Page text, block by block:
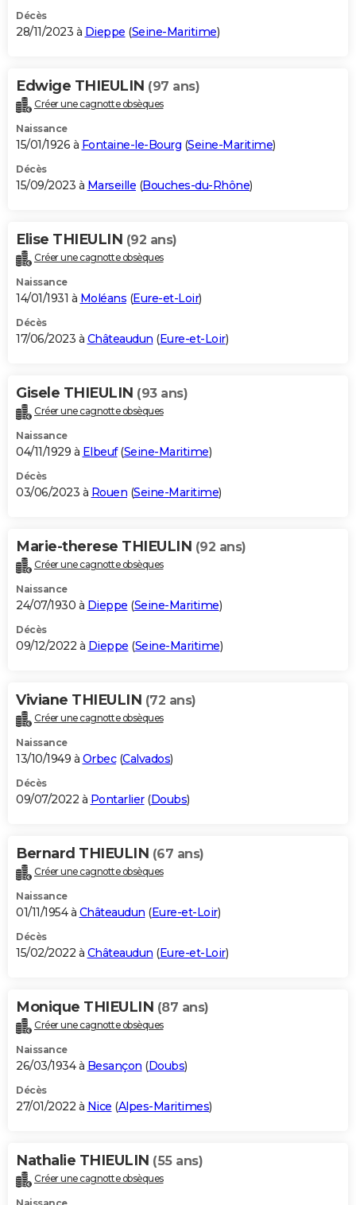
Décès
28/11/2023 à Dieppe (Seine-Maritime)
Edwige THIEULIN (97 ans)
Créer une cagnotte obsèques
Naissance
15/01/1926 à Fontaine-le-Bourg (Seine-Maritime)
Décès
15/09/2023 à Marseille (Bouches-du-Rhône)
Elise THIEULIN (92 ans)
Créer une cagnotte obsèques
Naissance
14/01/1931 à Moléans (Eure-et-Loir)
Décès
17/06/2023 à Châteaudun (Eure-et-Loir)
Gisele THIEULIN (93 ans)
Créer une cagnotte obsèques
Naissance
04/11/1929 à Elbeuf(Seine-Maritime)
Décès
03/06/2023 à Rouen (Seine-Maritime)
Marie-therese THIEULIN (92 ans)
Créer une cagnotte obsèques
Naissance
24/07/1930 à Dieppe (Seine-Maritime)
Décès
09/12/2022 à Dieppe (Seine-Maritime)
Viviane THIEULIN (72 ans)
Créer une cagnotte obsèques
Naissance
13/10/1949 à Orbec(Calvados)
Décès
09/07/2022 à Pontarlier(Doubs)
Bernard THIEULIN (67 ans)
Créer une cagnotte obsèques
Naissance
01/11/1954 à Châteaudun (Eure-et-Loir)
Décès
15/02/2022 à Châteaudun (Eure-et-Loir)
Monique THIEULIN (87 ans)
Créer une cagnotte obsèques
Naissance
26/03/1934 à Besançon (Doubs)
Décès
27/01/2022 à Nice (Alpes-Maritimes)
Nathalie THIEULIN (55 ans)
Créer une cagnotte obsèques